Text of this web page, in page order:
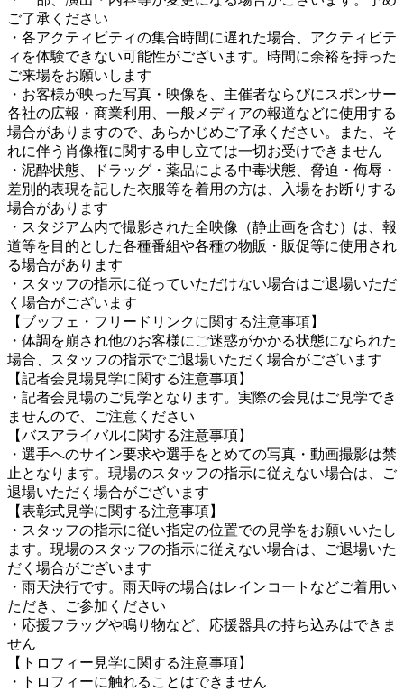
ご了承ください
・各アクティビティの集合時間に遅れた場合、アクティビテ
ィを体験できない可能性がございます。時間に余裕を持った
ご来場をお願いします
・お客様が映った写真・映像を、主催者ならびにスポンサー
各社の広報・商業利用、一般メディアの報道などに使用する
場合がありますので、あらかじめご了承ください。また、そ
れに伴う肖像権に関する申し立ては一切お受けできません
・泥酔状態、ドラッグ・薬品による中毒状態、脅迫・侮辱・
差別的表現を記した衣服等を着用の方は、入場をお断りする
場合があります
・スタジアム内で撮影された全映像（静止画を含む）は、報
道等を目的とした各種番組や各種の物販・販促等に使用され
る場合があります
・スタッフの指示に従っていただけない場合はご退場いただ
く場合がございます
【ブッフェ・フリードリンクに関する注意事項】
・体調を崩され他のお客様にご迷惑がかかる状態になられた
場合、スタッフの指示でご退場いただく場合がございます
【記者会見場見学に関する注意事項】
・記者会見場のご見学となります。実際の会見はご見学でき
ませんので、ご注意ください
【バスアライバルに関する注意事項】
・選手へのサイン要求や選手をとめての写真・動画撮影は禁
止となります。現場のスタッフの指示に従えない場合は、ご
退場いただく場合がございます
【表彰式見学に関する注意事項】
・スタッフの指示に従い指定の位置での見学をお願いいたし
ます。現場のスタッフの指示に従えない場合は、ご退場いた
だく場合がございます
・雨天決行です。雨天時の場合はレインコートなどご着用い
ただき、ご参加ください
・応援フラッグや鳴り物など、応援器具の持ち込みはできま
せん
【トロフィー見学に関する注意事項】
・トロフィーに触れることはできません